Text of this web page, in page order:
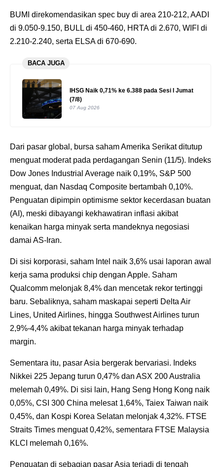
BUMI direkomendasikan spec buy di area 210-212, AADI
di 9.050-9.150, BULL di 450-460, HRTA di 2.670, WIFI di
2.210-2.240, serta ELSA di 670-690.
BACA JUGA
IHSG Naik 0,71% ke 6.388 pada Sesi I Jumat
(7/8)
07 Aug 2026
Dari pasar global, bursa saham Amerika Serikat ditutup
menguat moderat pada perdagangan Senin (11/5). Indeks
Dow Jones Industrial Average naik 0,19%, S&P 500
menguat, dan Nasdaq Composite bertambah 0,10%.
Penguatan dipimpin optimisme sektor kecerdasan buatan
(AI), meski dibayangi kekhawatiran inflasi akibat
kenaikan harga minyak serta mandeknya negosiasi
damai AS-Iran.
Di sisi korporasi, saham Intel naik 3,6% usai laporan awal
kerja sama produksi chip dengan Apple. Saham
Qualcomm melonjak 8,4% dan mencetak rekor tertinggi
baru. Sebaliknya, saham maskapai seperti Delta Air
Lines, United Airlines, hingga Southwest Airlines turun
2,9%-4,4% akibat tekanan harga minyak terhadap
margin.
Sementara itu, pasar Asia bergerak bervariasi. Indeks
Nikkei 225 Jepang turun 0,47% dan ASX 200 Australia
melemah 0,49%. Di sisi lain, Hang Seng Hong Kong naik
0,05%, CSI 300 China melesat 1,64%, Taiex Taiwan naik
0,45%, dan Kospi Korea Selatan melonjak 4,32%. FTSE
Straits Times menguat 0,42%, sementara FTSE Malaysia
KLCI melemah 0,16%.
Penguatan di sebagian pasar Asia terjadi di tengah